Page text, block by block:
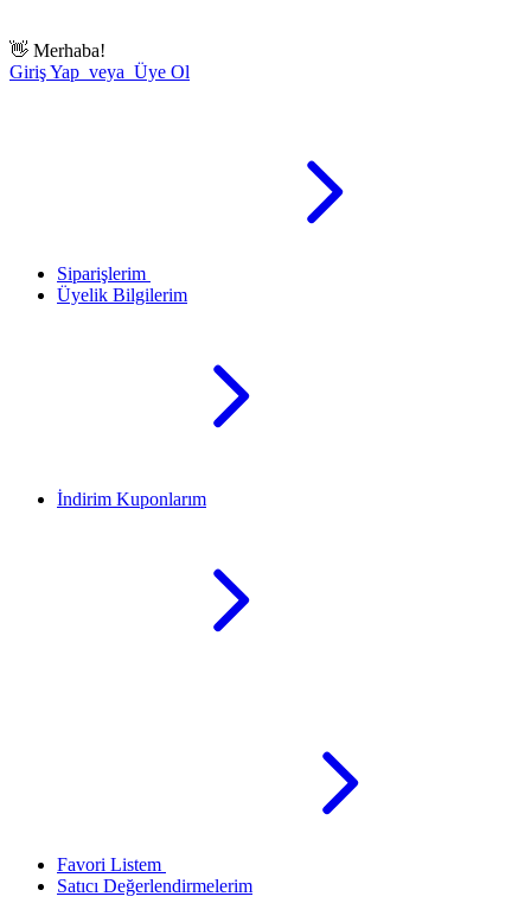
👋 Merhaba!
Giriş Yap veya Üye Ol
Siparişlerim
Üyelik Bilgilerim
İndirim Kuponlarım
Favori Listem
Satıcı Değerlendirmelerim